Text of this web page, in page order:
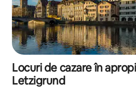
Locuri de cazare în
Letzigrund